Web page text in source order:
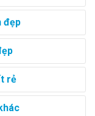
đẹp
rẻ